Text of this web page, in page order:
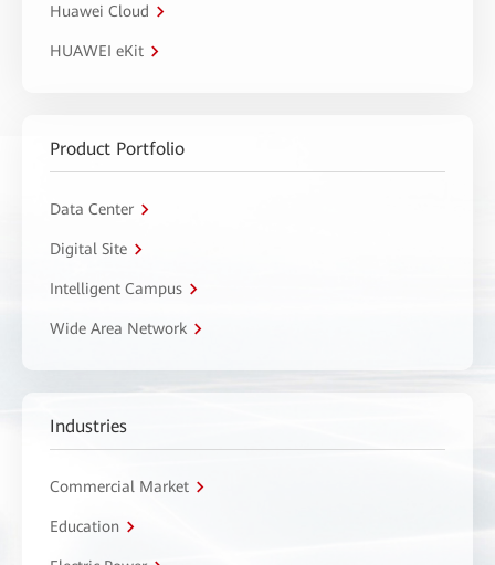
Huawei Cloud
HUAWEI eKit
Product Portfolio
Data Center
Digital Site
Intelligent Campus
Wide Area Network
Industries
Commercial Market
Education